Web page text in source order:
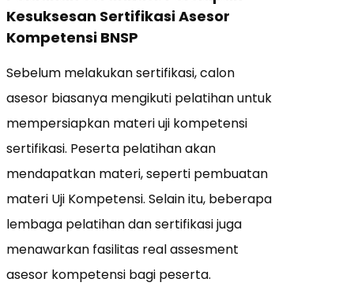
Kesuksesan Sertifikasi Asesor
Kompetensi BNSP
Sebelum melakukan sertifikasi, calon
asesor biasanya mengikuti pelatihan untuk
mempersiapkan materi uji kompetensi
sertifikasi. Peserta pelatihan akan
mendapatkan materi, seperti pembuatan
materi Uji Kompetensi. Selain itu, beberapa
lembaga pelatihan dan sertifikasi juga
menawarkan fasilitas real assesment
asesor kompetensi bagi peserta.